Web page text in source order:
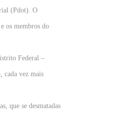
(Pdot). O
os membros do
Federal –
cada vez mais
que se desmatadas